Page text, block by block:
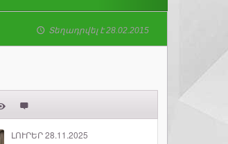
Տեղադրվել է 28.02.2015
ԼՈՒՐԵՐ 28.11.2025